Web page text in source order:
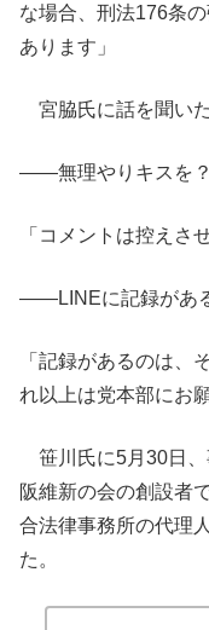
な場合、刑法176条
あります」
宮脇氏に話を聞いた
――無理やりキスを？
「コメントは控えさ
――LINEに記録があ
「記録があるのは
れ以上は党本部にお
笹川氏に5月30日、
阪維新の会の創設者
合法律事務所の代理
た。